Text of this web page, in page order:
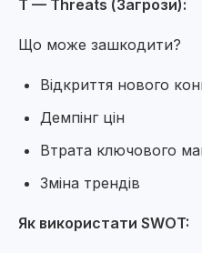
T — Threats (Загрози):
Що може зашкодити?
Відкриття нового
Демпінг цін
Втрата ключового
Зміна трендів
Як використати SWOT: